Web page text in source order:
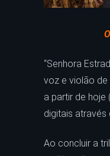
“Senhora
voz e violão de
a partir de hoje
digitais através
Ao concluir a